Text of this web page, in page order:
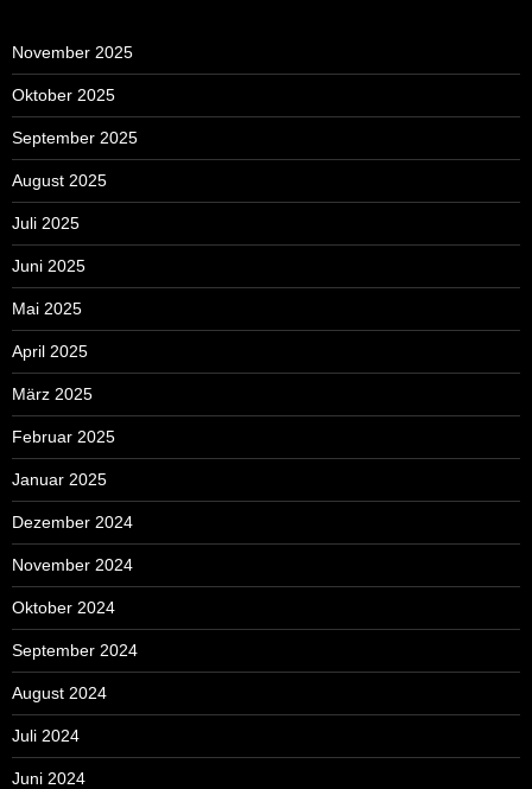
November 2025
Oktober 2025
September 2025
August 2025
Juli 2025
Juni 2025
Mai 2025
April 2025
März 2025
Februar 2025
Januar 2025
Dezember 2024
November 2024
Oktober 2024
September 2024
August 2024
Juli 2024
Juni 2024